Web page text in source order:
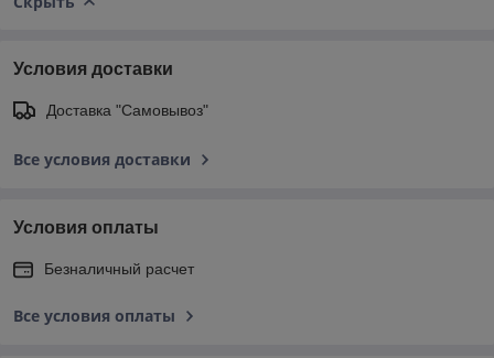
Условия доставки
Доставка "Самовывоз"
Все условия доставки
Условия оплаты
Безналичный расчет
Все условия оплаты